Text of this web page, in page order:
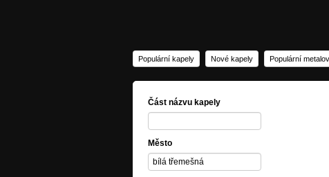
Populární kapely Nové kapely Populární
Část názvu kapely
Město